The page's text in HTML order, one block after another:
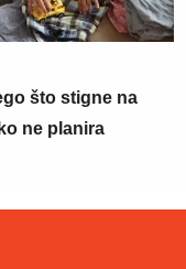
što stigne na
ne planira